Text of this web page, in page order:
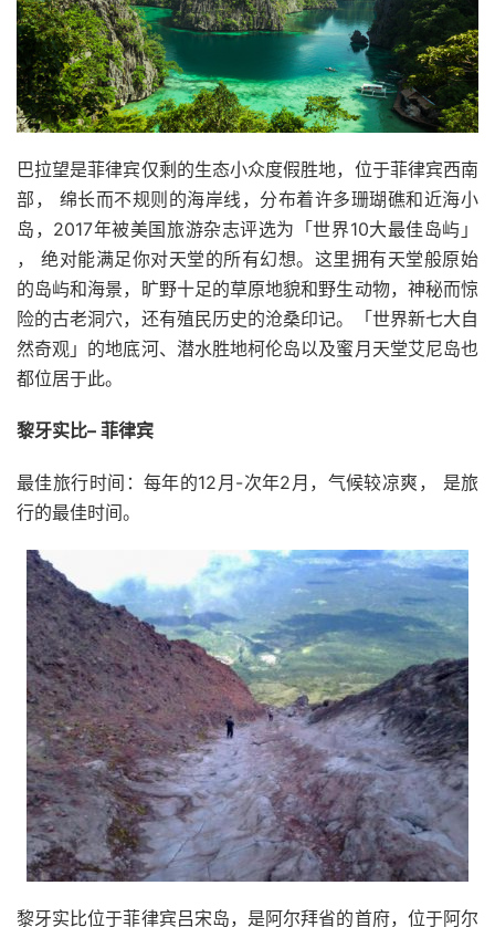
巴拉望是菲律宾仅剩的生态小众度假胜地，位于菲律宾西南
部， 绵长而不规则的海岸线，分布着许多珊瑚礁和近海小
岛，2017年被美国旅游杂志评选为「世界10大最佳岛屿」
， 绝对能满足你对天堂的所有幻想。这里拥有天堂般原始
的岛屿和海景，旷野十足的草原地貌和野生动物，神秘而惊
险的古老洞穴，还有殖民历史的沧桑印记。「世界新七大自
然奇观」的地底河、潜水胜地柯伦岛以及蜜月天堂艾尼岛也
都位居于此。
黎牙实比– 菲律宾
最佳旅行时间：每年的12月-次年2月，气候较凉爽， 是旅
行的最佳时间。
黎牙实比位于菲律宾吕宋岛，是阿尔拜省的首府，位于阿尔